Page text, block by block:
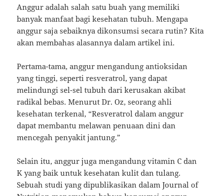
Anggur adalah salah satu buah yang memiliki
banyak manfaat bagi kesehatan tubuh. Mengapa
anggur saja sebaiknya dikonsumsi secara rutin? Kita
akan membahas alasannya dalam artikel ini.
Pertama-tama, anggur mengandung antioksidan
yang tinggi, seperti resveratrol, yang dapat
melindungi sel-sel tubuh dari kerusakan akibat
radikal bebas. Menurut Dr. Oz, seorang ahli
kesehatan terkenal, “Resveratrol dalam anggur
dapat membantu melawan penuaan dini dan
mencegah penyakit jantung.”
Selain itu, anggur juga mengandung vitamin C dan
K yang baik untuk kesehatan kulit dan tulang.
Sebuah studi yang dipublikasikan dalam Journal of